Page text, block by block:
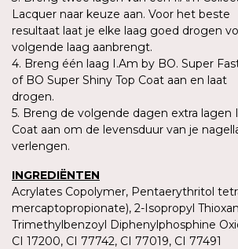
Lacquer naar keuze aan. Voor het beste
resultaat laat je elke laag goed drogen
volgende laag aanbrengt.
4. Breng één laag I.Am by BO. Super
of BO Super Shiny Top Coat aan en laat
drogen.
5. Breng de volgende dagen extra lagen
Coat aan om de levensduur van je
verlengen.
INGREDIËNTEN
Acrylates Copolymer, Pentaerythritol
mercaptopropionate), 2-Isopropyl
Trimethylbenzoyl Diphenylphosphine
CI 17200, CI 77742, CI 77019, CI 77491